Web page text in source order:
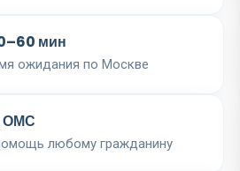
мин
ожидания по Москве
ОМС
любому гражданину